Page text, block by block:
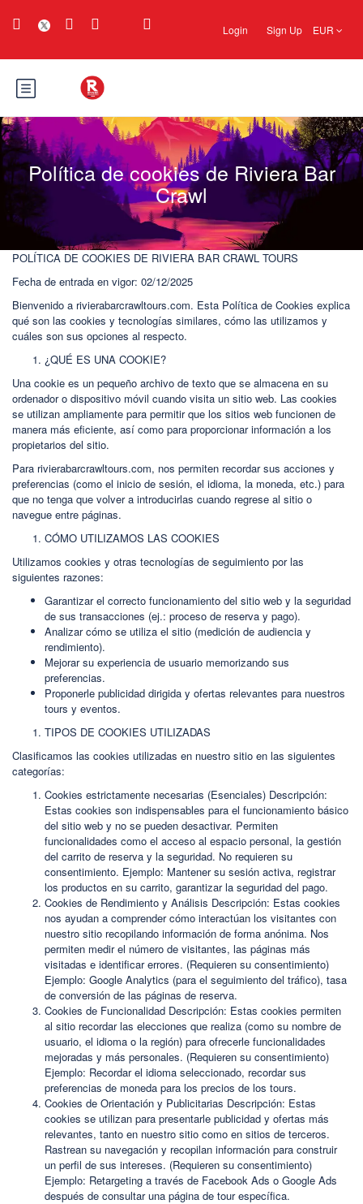
Login Sign Up EUR
Política de cookies de Riviera Bar
Crawl
POLÍTICA DE COOKIES DE RIVIERA BAR CRAWL TOURS
Fecha de entrada en vigor: 02/12/2025
Bienvenido a rivierabarcrawltours.com. Esta Política de Cookies explica
qué son las cookies y tecnologías similares, cómo las utilizamos y
cuáles son sus opciones al respecto.
¿QUÉ ES UNA COOKIE?
Una cookie es un pequeño archivo de texto que se almacena en su
ordenador o dispositivo móvil cuando visita un sitio web. Las cookies
se utilizan ampliamente para permitir que los sitios web funcionen de
manera más eficiente, así como para proporcionar información a los
propietarios del sitio.
Para rivierabarcrawltours.com, nos permiten recordar sus acciones y
preferencias (como el inicio de sesión, el idioma, la moneda, etc.) para
que no tenga que volver a introducirlas cuando regrese al sitio o
navegue entre páginas.
CÓMO UTILIZAMOS LAS COOKIES
Utilizamos cookies y otras tecnologías de seguimiento por las
siguientes razones:
Garantizar el correcto funcionamiento del sitio web y la seguridad
de sus transacciones (ej.: proceso de reserva y pago).
Analizar cómo se utiliza el sitio (medición de audiencia y
rendimiento).
Mejorar su experiencia de usuario memorizando sus
preferencias.
Proponerle publicidad dirigida y ofertas relevantes para nuestros
tours y eventos.
TIPOS DE COOKIES UTILIZADAS
Clasificamos las cookies utilizadas en nuestro sitio en las siguientes
categorías:
Cookies estrictamente necesarias (Esenciales) Descripción:
Estas cookies son indispensables para el funcionamiento básico
del sitio web y no se pueden desactivar. Permiten
funcionalidades como el acceso al espacio personal, la gestión
del carrito de reserva y la seguridad. No requieren su
consentimiento. Ejemplo: Mantener su sesión activa, registrar
los productos en su carrito, garantizar la seguridad del pago.
Cookies de Rendimiento y Análisis Descripción: Estas cookies
nos ayudan a comprender cómo interactúan los visitantes con
nuestro sitio recopilando información de forma anónima. Nos
permiten medir el número de visitantes, las páginas más
visitadas e identificar errores. (Requieren su consentimiento)
Ejemplo: Google Analytics (para el seguimiento del tráfico), tasa
de conversión de las páginas de reserva.
Cookies de Funcionalidad Descripción: Estas cookies permiten
al sitio recordar las elecciones que realiza (como su nombre de
usuario, el idioma o la región) para ofrecerle funcionalidades
mejoradas y más personales. (Requieren su consentimiento)
Ejemplo: Recordar el idioma seleccionado, recordar sus
preferencias de moneda para los precios de los tours.
Cookies de Orientación y Publicitarias Descripción: Estas
cookies se utilizan para presentarle publicidad y ofertas más
relevantes, tanto en nuestro sitio como en sitios de terceros.
Rastrean su navegación y recopilan información para construir
un perfil de sus intereses. (Requieren su consentimiento)
Ejemplo: Retargeting a través de Facebook Ads o Google Ads
después de consultar una página de tour específica.